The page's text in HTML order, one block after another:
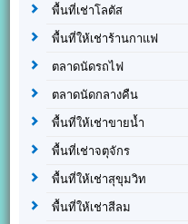
พื้นที่เช่าโลตัส
พื้นที่ให้เช่าร้านกาแฟ
ตลาดนัดรถไฟ
ตลาดนัดกลางคืน
พื้นที่ให้เช่าขายน้ำ
พื้นที่เช่าจตุจักร
พื้นที่ให้เช่าสุขุมวิท
พื้นที่ให้เช่าสีลม